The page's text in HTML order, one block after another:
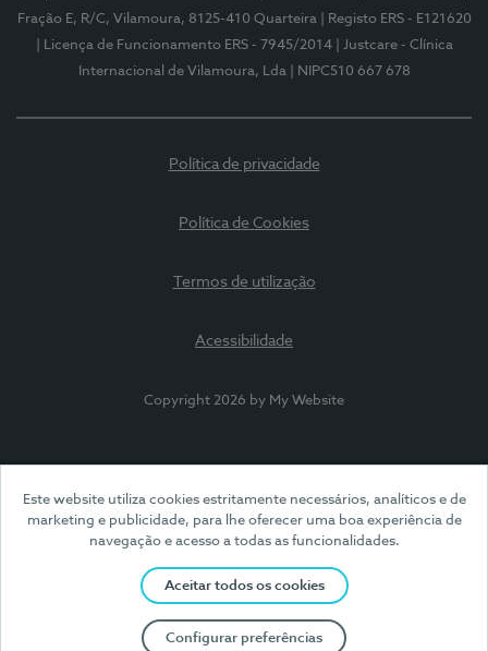
Este website utiliza cookies estritamente necessários, analíticos e de
marketing e publicidade, para lhe oferecer uma boa experiência de
navegação e acesso a todas as funcionalidades.
Aceitar todos os cookies
Configurar preferências
Fração E, R/C, Vilamoura, 8125-410 Quarteira
| Registo ERS - E121620
| Licença de Funcionamento ERS - 7945/2014
| Justcare - Clínica
Internacional de Vilamoura, Lda
| NIPC510 667 678
Política de privacidade
Política de Cookies
Termos de utilização
Acessibilidade
Copyright 2026 by My Website